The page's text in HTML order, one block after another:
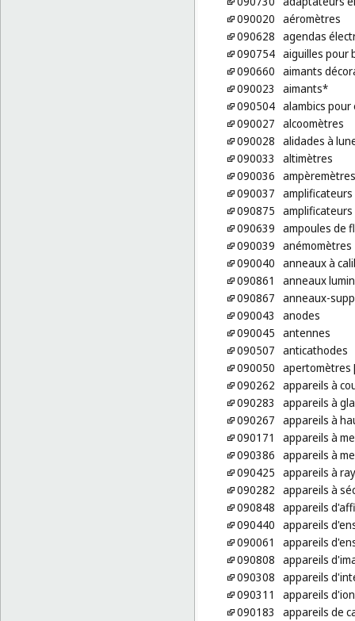
090020 aéromètres
090628 agendas
090754 aiguilles pour
090660 aimants
090023
aimants*
090504 alambics
090027 alcoomètres
090028 alidades à
090033
altimètres
090036 ampèremètres
090037 amplificateurs
090875
090639 ampoules de
090039 anémomètres
090040 anneaux à
090861
anneaux
090867 anneaux-
090043
anodes
090045 antennes
090507 anticathodes
090050 apertomètres
090262 appareils à
090283
appareils à
090267 appareils à
090171
appareils à
090386 appareils à
090425 appareils à
090282 appareils à
090848 appareils
090440 appareils
090061
appareils
090808 appareils
090308 appareils
090311
appareils
090183
appareils de